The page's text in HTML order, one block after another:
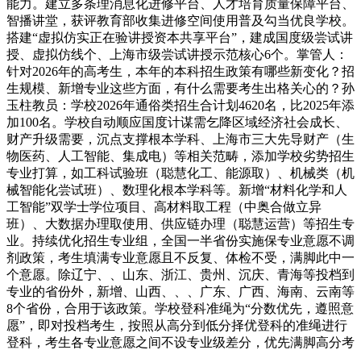
能力。建立多条理消息化进修平台、人才培育质量保障平台、
智播讲堂，获评教育部收集进修空间使用普及勾当优良学校。
搭建“虚拟仿实正在验讲授资本共享平台”，建成国度级尝试讲
授、虚拟仿线个、上海市级尝试讲授示范核心6个。掌管人：
针对2026年的高考生，本年的本科招生政策有哪些新变化？招
生规模、新增专业这些方面，有什么需要考生出格关心的？孙
玉柱教员：学校2026年通俗类招生合计划4620名，比2025年添
加100名。学校自动顺应国度计谋需乞降区域经济社会成长、
财产升级需要，沉点支撑根本学科、上海市三大先导财产（生
物医药、人工智能、集成电）等相关范畴，添加学校劣势招生
专业打算，如工科试验班（聪慧化工、能源取）、机械类（机
械智能化尝试班）、数理化根本学科等。新增“材料化学和人
工智能”双学士学位项目、高材料取工程（中奥合做立异
班）、大数据办理取使用、供应链办理（聪慧运营）等招生专
业。持续优化招生专业组，全国一半省份实施保专业意愿不调
剂政策，考生填满专业意愿且不反复、体检不受，满脚此中一
个意愿。除辽宁、、山东、浙江、贵州、沉庆、青海等投档到
专业的省份外，新增、山西、、、广东、广西、海南、云南等
8个省份，合用于该政策。学校登科准绳为“分数优先，遵照意
愿”，即对投档考生，按照从高分到低分择优登科的准绳进行
登科，考生各专业意愿之间不设专业级差分，优先满脚高分考